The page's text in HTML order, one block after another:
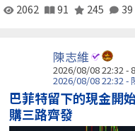
2062 91 245 39
陳志維
2026/08/08 22:32 -
2026/08/08 22:32 -
巴菲特留下的現金開
購三路齊發